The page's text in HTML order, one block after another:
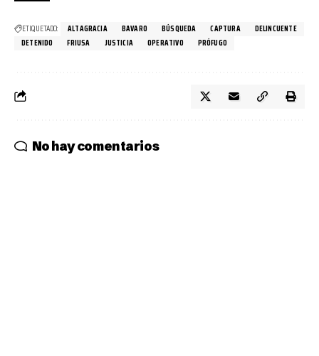
ETIQUETADO: ALTAGRACIA BAVARO BÚSQUEDA CAPTURA
DELINCUENTE
DETENIDO
FRIUSA JUSTICIA OPERATIVO PRÓFUGO
No hay comentarios